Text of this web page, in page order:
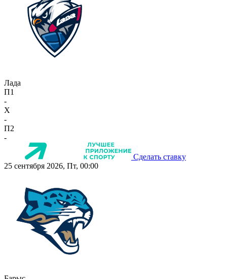
Лада
П1
-
X
-
П2
-
Сделать ставку
25 сентября 2026, Пт, 00:00